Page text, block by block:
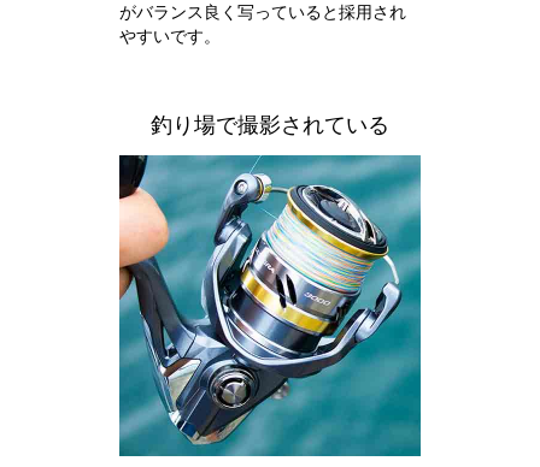
がバランス良く写っていると採用され
やすいです。
釣り場で撮影されている